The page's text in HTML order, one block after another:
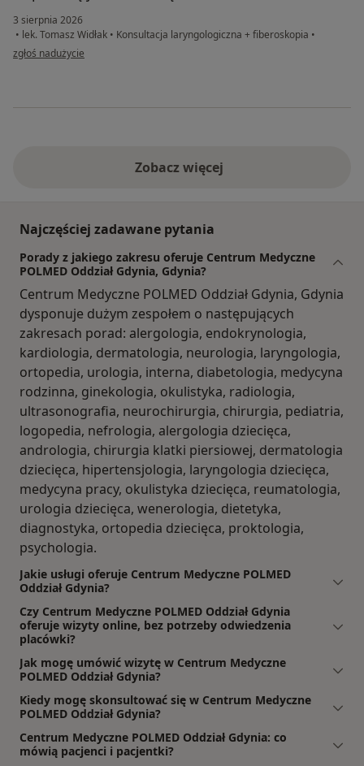
3 sierpnia 2026
• lek. Tomasz Widłak • Konsultacja laryngologiczna + fiberoskopia •
w opinii użytkownika Anna
zgłoś nadużycie
Zobacz więcej
Najczęściej zadawane pytania
Porady z jakiego zakresu oferuje Centrum Medyczne
POLMED Oddział Gdynia, Gdynia?
Centrum Medyczne POLMED Oddział Gdynia, Gdynia
dysponuje dużym zespołem o następujących
zakresach porad: alergologia, endokrynologia,
kardiologia, dermatologia, neurologia, laryngologia,
ortopedia, urologia, interna, diabetologia, medycyna
rodzinna, ginekologia, okulistyka, radiologia,
ultrasonografia, neurochirurgia, chirurgia, pediatria,
logopedia, nefrologia, alergologia dziecięca,
andrologia, chirurgia klatki piersiowej, dermatologia
dziecięca, hipertensjologia, laryngologia dziecięca,
medycyna pracy, okulistyka dziecięca, reumatologia,
urologia dziecięca, wenerologia, dietetyka,
diagnostyka, ortopedia dziecięca, proktologia,
psychologia.
Jakie usługi oferuje Centrum Medyczne POLMED
Oddział Gdynia?
Czy Centrum Medyczne POLMED Oddział Gdynia
oferuje wizyty online, bez potrzeby odwiedzenia
placówki?
Jak mogę umówić wizytę w Centrum Medyczne
POLMED Oddział Gdynia?
Kiedy mogę skonsultować się w Centrum Medyczne
POLMED Oddział Gdynia?
Centrum Medyczne POLMED Oddział Gdynia: co
mówią pacjenci i pacjentki?